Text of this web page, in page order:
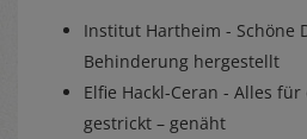
Institut Hartheim - Schöne
Behinderung hergestellt
Elfie Hackl-Ceran - Alles
gestrickt – genäht